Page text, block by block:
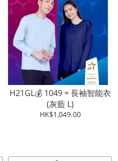
H21GL💰 1049 = 長袖智能衣
(灰藍 L)
HK$1,049.00